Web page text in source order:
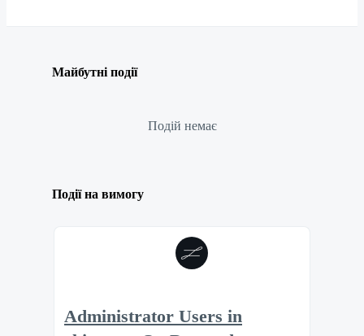
Майбутні події
Подій немає
Події на вимогу
Administrator Users in